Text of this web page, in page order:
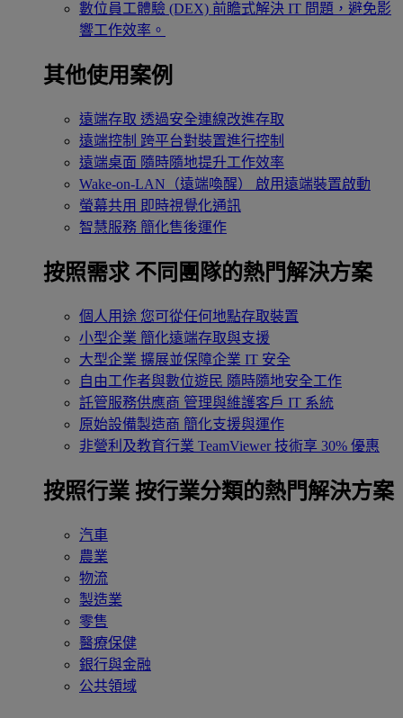
數位員工體驗 (DEX) 前瞻式解決 IT 問題，避免影
響工作效率。
其他使用案例
遠端存取 透過安全連線改進存取
遠端控制 跨平台對裝置進行控制
遠端桌面 隨時隨地提升工作效率
Wake-on-LAN（遠端喚醒）
啟用遠端裝置啟動
螢幕共用 即時視覺化通訊
智慧服務 簡化售後運作
按照需求 不同團隊的熱門解決方案
個人用途 您可從任何地點存取裝置
小型企業 簡化遠端存取與支援
大型企業 擴展並保障企業 IT 安全
自由工作者與數位遊民 隨時隨地安全工作
託管服務供應商 管理與維護客戶 IT 系統
原始設備製造商 簡化支援與運作
非營利及教育行業 TeamViewer 技術享 30% 優惠
按照行業 按行業分類的熱門解決方案
汽車
農業
物流
製造業
零售
醫療保健
銀行與金融
公共領域